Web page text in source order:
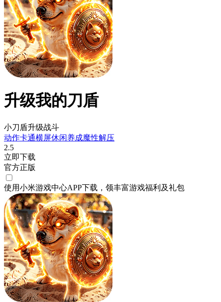
升级我的刀盾
小刀盾升级战斗
动作卡通横屏休闲养成魔性解压
2.5
立即下载
官方正版
使用小米游戏中心APP下载 ，领丰富游戏福利 及礼包